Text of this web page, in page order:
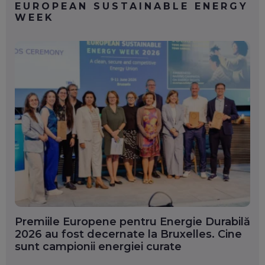
EUROPEAN SUSTAINABLE ENERGY
WEEK
Premiile Europene pentru Energie Durabilă
2026 au fost decernate la Bruxelles. Cine
sunt campionii energiei curate